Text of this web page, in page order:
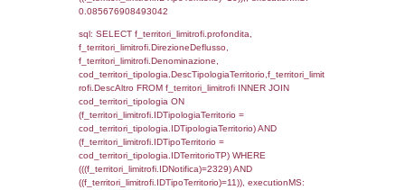
reg_f_territori_limitrofi.Denominazione,
_limitrofi.DescAltro FROM
JOIN cod_territori_tipologia ON
(reg_f_territori_limitrofi.IDTipologiaTerritorio =
cod_territori_tipologia.IDTipologiaTerritorio)
(reg_f_territori_limitrofi.IDTipoTerritorio =
cod_territori_tipologia.IDTerritorioTP)